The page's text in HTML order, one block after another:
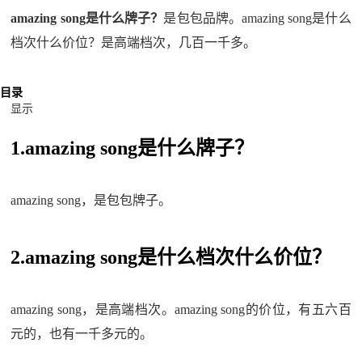
amazing song是什么牌子？ 是包包品牌。amazing song是什么
档次什么价位？是高端档次，几百一千多。
目录
显示
1.amazing song是什么牌子？
amazing song，是包包牌子。
2.amazing song是什么档次什么价位？
amazing song，是高端档次。amazing song的价位，有五六百
元的，也有一千多元的。